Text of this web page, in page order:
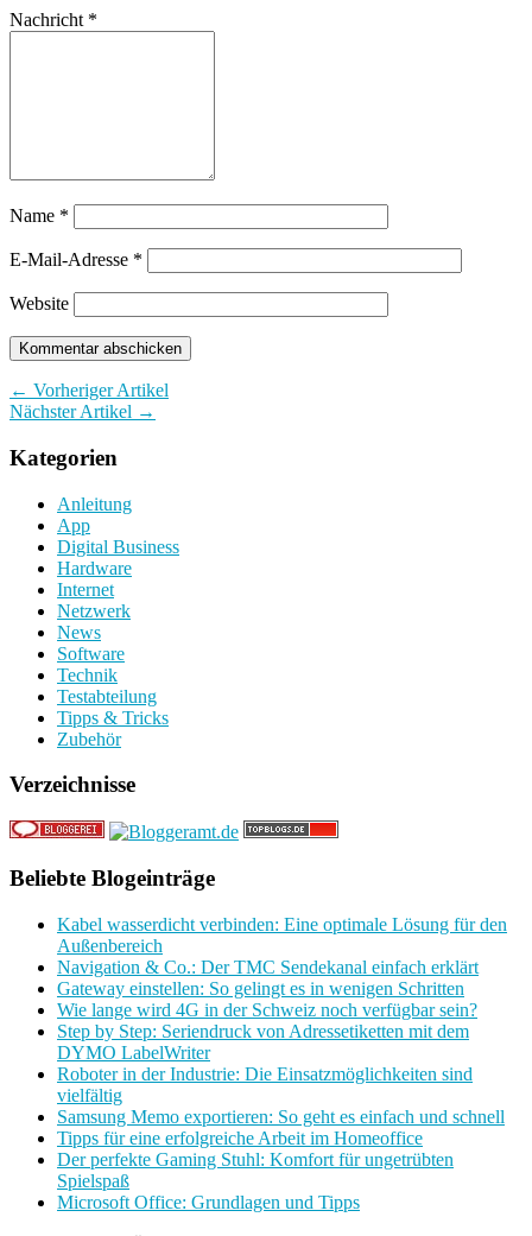
Nachricht *
Name *
E-Mail-Adresse *
Website
← Vorheriger Artikel
Nächster Artikel →
Kategorien
Anleitung
App
Digital Business
Hardware
Internet
Netzwerk
News
Software
Technik
Testabteilung
Tipps & Tricks
Zubehör
Verzeichnisse
Beliebte Blogeinträge
Kabel wasserdicht verbinden: Eine optimale Lösung für den
Außenbereich
Navigation & Co.: Der TMC Sendekanal einfach erklärt
Gateway einstellen: So gelingt es in wenigen Schritten
Wie lange wird 4G in der Schweiz noch verfügbar sein?
Step by Step: Seriendruck von Adressetiketten mit dem
DYMO LabelWriter
Roboter in der Industrie: Die Einsatzmöglichkeiten sind
vielfältig
Samsung Memo exportieren: So geht es einfach und schnell
Tipps für eine erfolgreiche Arbeit im Homeoffice
Der perfekte Gaming Stuhl: Komfort für ungetrübten
Spielspaß
Microsoft Office: Grundlagen und Tipps